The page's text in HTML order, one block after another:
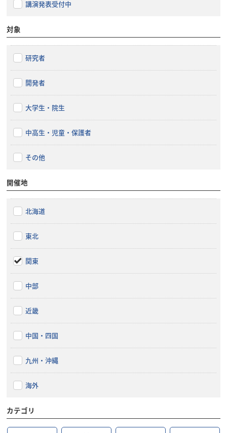
講演発表受付中
対象
研究者
開発者
大学生・院生
中高生・児童・保護者
その他
開催地
北海道
東北
関東
中部
近畿
中国・四国
九州・沖縄
海外
カテゴリ